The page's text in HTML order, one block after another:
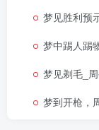
梦见胜利预
梦中踢人踢
梦见剃毛_周
梦到开枪，